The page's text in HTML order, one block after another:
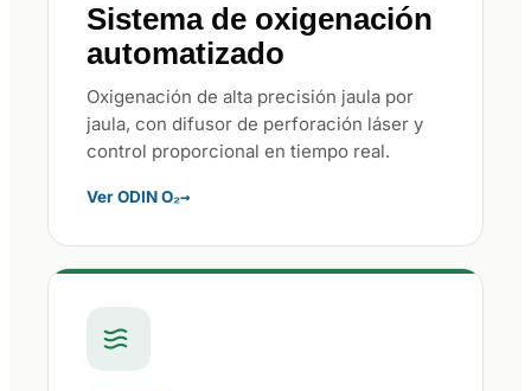
Sistema de oxigenación
automatizado
Oxigenación de alta precisión jaula por
jaula, con difusor de perforación láser y
control proporcional en tiempo real.
Ver ODIN O₂→